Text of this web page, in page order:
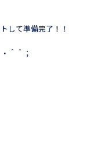
して準備完了！！
＾＾；